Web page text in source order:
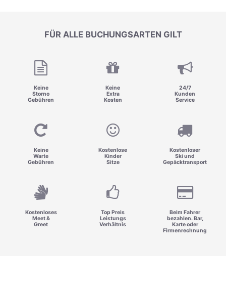
FÜR ALLE BUCHUNGSARTEN GILT
Keine
Storno
Gebühren
Keine
Extra
Kosten
24/7
Kunden
Service
Keine
Warte
Gebühren
Kostenlose
Kinder
Sitze
Kostenloser
Ski und
Gepäcktransport
Kostenloses
Meet &
Greet
Top Preis
Leistungs
Verhältnis
Beim Fahrer
bezahlen. Bar,
Karte oder
Firmenrechnung